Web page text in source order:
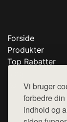
Vi bruger
forbedre
indhold og
Forside
Produkter
Top Rabatter
Kontakt